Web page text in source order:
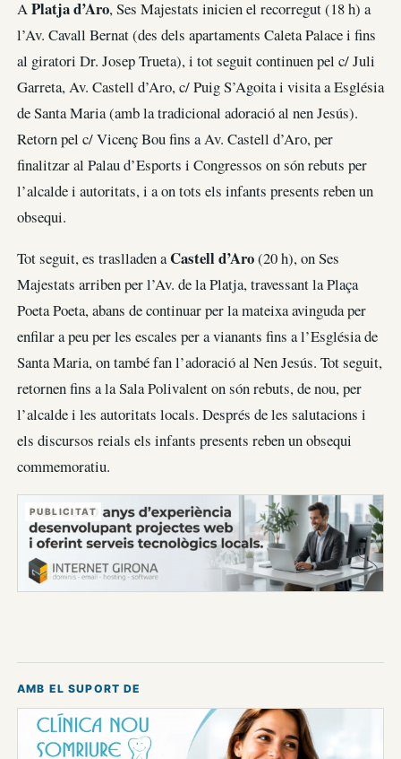
APlatja d’Aro, Ses Majestats inicien el recorregut (18 h) a
l’Av. Cavall Bernat (des dels apartaments Caleta Palace i fins
al giratori Dr. Josep Trueta), i tot seguit continuen pel c/ Juli
Garreta, Av. Castell d’Aro, c/ Puig S’Agoita i visita a Església
de Santa Maria (amb la tradicional adoració al nen Jesús).
Retorn pel c/ Vicenç Bou fins a Av. Castell d’Aro, per
finalitzar al Palau d’Esports i Congressos on són rebuts per
l’alcalde i autoritats, i a on tots els infants presents reben un
obsequi.
Tot seguit, es traslladen aCastell d’Aro(20 h), on Ses
Majestats arriben per l’Av. de la Platja, travessant la Plaça
Poeta Poeta, abans de continuar per la mateixa avinguda per
enfilar a peu per les escales per a vianants fins a l’Església de
Santa Maria, on també fan l’adoració al Nen Jesús. Tot seguit,
retornen fins a la Sala Polivalent on són rebuts, de nou, per
l’alcalde i les autoritats locals. Després de les salutacions i
els discursos reials els infants presents reben un obsequi
commemoratiu.
PUBLICITAT
AMB EL SUPORT DE